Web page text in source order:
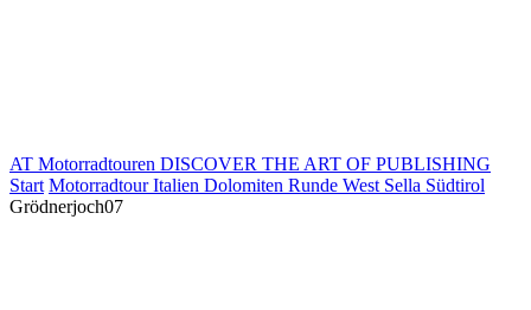
AT Motorradtouren DISCOVER THE ART OF PUBLISHING
Start Motorradtour Italien Dolomiten Runde West Sella Südtirol
Grödnerjoch07